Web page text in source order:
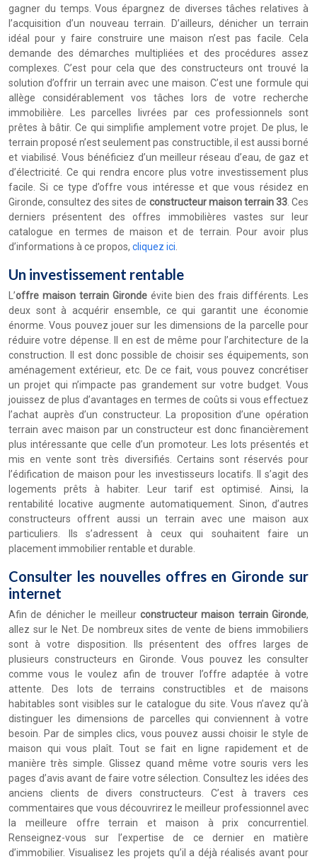
gagner du temps. Vous épargnez de diverses tâches relatives à
l’acquisition d’un nouveau terrain. D’ailleurs, dénicher un terrain
idéal pour y faire construire une maison n’est pas facile. Cela
demande des démarches multipliées et des procédures assez
complexes. C’est pour cela que des constructeurs ont trouvé la
solution d’offrir un terrain avec une maison. C’est une formule qui
allège considérablement vos tâches lors de votre recherche
immobilière. Les parcelles livrées par ces professionnels sont
prêtes à bâtir. Ce qui simplifie amplement votre projet. De plus, le
terrain proposé n’est seulement pas constructible, il est aussi borné
et viabilisé. Vous bénéficiez d’un meilleur réseau d’eau, de gaz et
d’électricité. Ce qui rendra encore plus votre investissement plus
facile. Si ce type d’offre vous intéresse et que vous résidez en
Gironde, consultez des sites de constructeur maison terrain 33. Ces
derniers présentent des offres immobilières vastes sur leur
catalogue en termes de maison et de terrain. Pour avoir plus
d’informations à ce propos, cliquez ici
Un investissement rentable
L’offre maison terrain Gironde évite bien des frais différents. Les
deux sont à acquérir ensemble, ce qui garantit une économie
énorme. Vous pouvez jouer sur les dimensions de la parcelle pour
réduire votre dépense. Il en est de même pour l’architecture de la
construction. Il est donc possible de choisir ses équipements, son
aménagement extérieur, etc. De ce fait, vous pouvez concrétiser
un projet qui n’impacte pas grandement sur votre budget. Vous
jouissez de plus d’avantages en termes de coûts si vous effectuez
l’achat auprès d’un constructeur. La proposition d’une opération
terrain avec maison par un constructeur est donc financièrement
plus intéressante que celle d’un promoteur. Les lots présentés et
mis en vente sont très diversifiés. Certains sont réservés pour
l’édification de maison pour les investisseurs locatifs. Il s’agit des
logements prêts à habiter. Leur tarif est optimisé. Ainsi, la
rentabilité locative augmente automatiquement. Sinon, d’autres
constructeurs offrent aussi un terrain avec une maison aux
particuliers. Ils s’adressent à ceux qui souhaitent faire un
placement immobilier rentable et durable.
Consulter les nouvelles offres en Gironde sur
internet
Afin de dénicher le meilleur constructeur maison terrain Gironde,
allez sur le Net. De nombreux sites de vente de biens immobiliers
sont à votre disposition. Ils présentent des offres larges de
plusieurs constructeurs en Gironde. Vous pouvez les consulter
comme vous le voulez afin de trouver l’offre adaptée à votre
attente. Des lots de terrains constructibles et de maisons
habitables sont visibles sur le catalogue du site. Vous n’avez qu’à
distinguer les dimensions de parcelles qui conviennent à votre
besoin. Par de simples clics, vous pouvez aussi choisir le style de
maison qui vous plaît. Tout se fait en ligne rapidement et de
manière très simple. Glissez quand même votre souris vers les
pages d’avis avant de faire votre sélection. Consultez les idées des
anciens clients de divers constructeurs. C’est à travers ces
commentaires que vous découvrirez le meilleur professionnel avec
la meilleure offre terrain et maison à prix concurrentiel.
Renseignez-vous sur l’expertise de ce dernier en matière
d’immobilier. Visualisez les projets qu’il a déjà réalisés avant pour